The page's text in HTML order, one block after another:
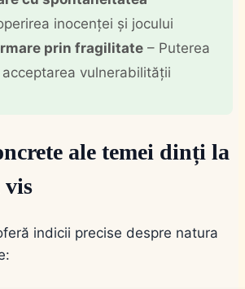
inocenței și jocului
prin fragilitate – Puterea
vulnerabilității
ale temei dinți la
vis
indicii precise despre natura